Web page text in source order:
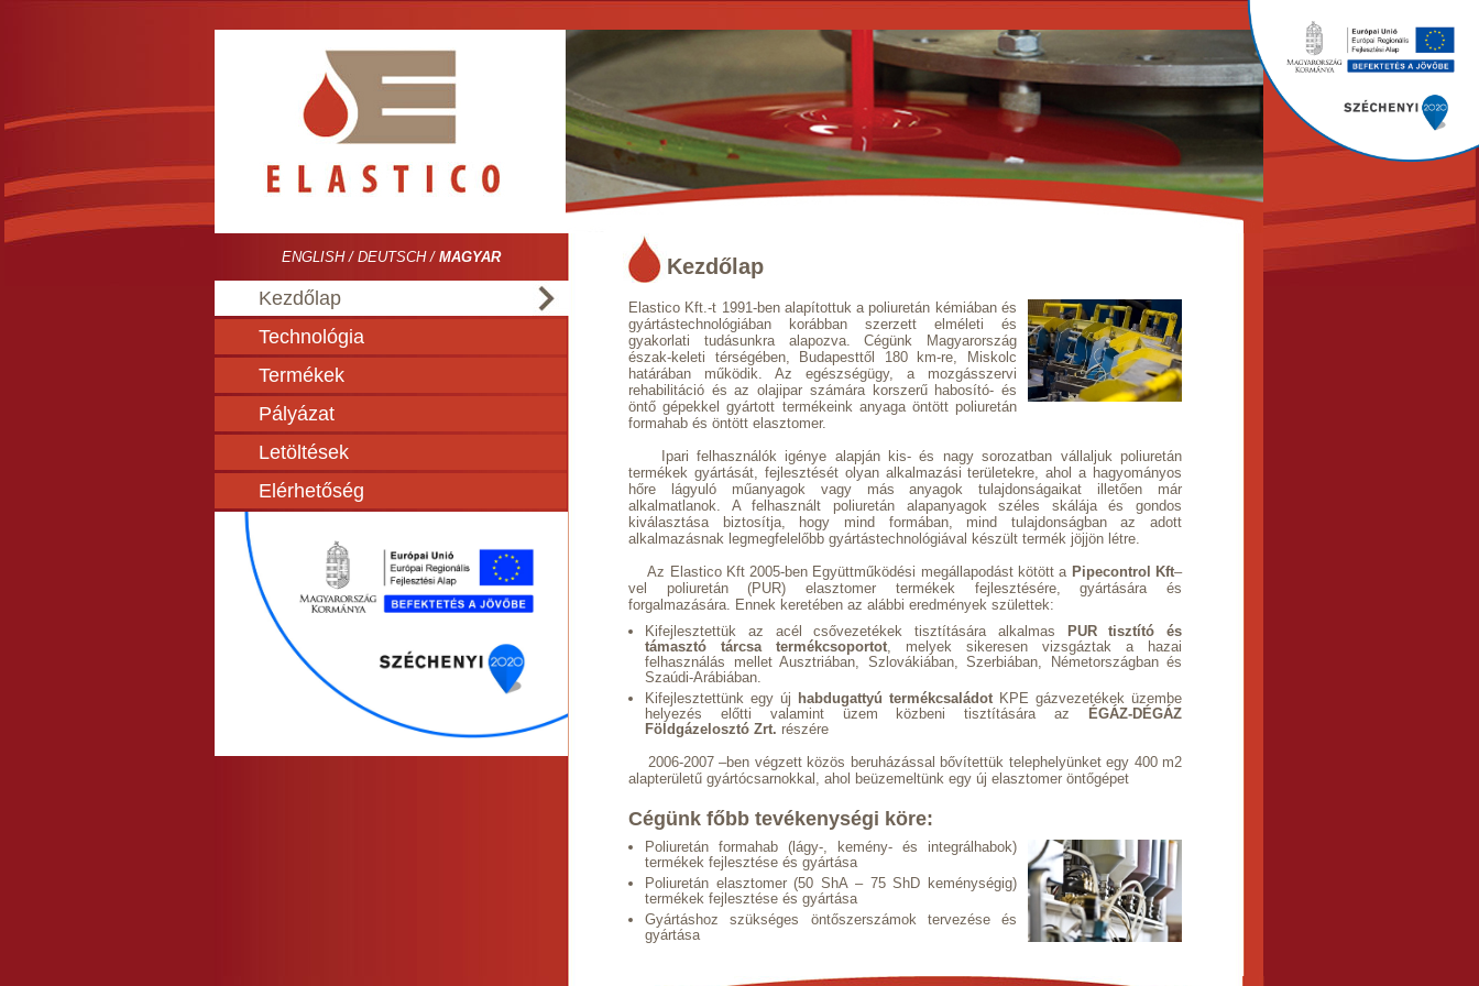
ENGLISH/ DEUTSCH/ MAGYAR
Kezdőlap
Technológia
Termékek
Pályázat
Letöltések
Elérhetőség
Kezdőlap
Elastico Kft.-t 1991-ben alapítottuk a poliuretán kémiában és
gyártástechnológiában korábban szerzett elméleti és
gyakorlati tudásunkra alapozva. Cégünk Magyarország
észak-keleti térségében, Budapesttől 180 km-re, Miskolc
határában működik. Az egészségügy, a mozgásszervi
rehabilitáció és az olajipar számára korszerű habosító- és
öntő gépekkel gyártott termékeink anyaga öntött poliuretán
formahab és öntött elasztomer.
Ipari felhasználók igénye alapján kis- és nagy sorozatban vállaljuk poliuretán
termékek gyártását, fejlesztését olyan alkalmazási területekre, ahol a hagyományos
hőre lágyuló műanyagok vagy más anyagok tulajdonságaikat illetően már
alkalmatlanok. A felhasznált poliuretán alapanyagok széles skálája és gondos
kiválasztása biztosítja, hogy mind formában, mind tulajdonságban az adott
alkalmazásnak legmegfelelőbb gyártástechnológiával készült termék jöjjön létre.
Az Elastico Kft 2005-ben Együttműködési megállapodást kötött a Pipecontrol Kft–
vel poliuretán (PUR) elasztomer termékek fejlesztésére, gyártására és
forgalmazására. Ennek keretében az alábbi eredmények születtek:
Kifejlesztettük az acél csővezetékek tisztítására alkalmas
PUR tisztító és
támasztó tárcsa termékcsoportot, melyek sikeresen vizsgáztak a hazai
felhasználás mellet Ausztriában, Szlovákiában, Szerbiában, Németországban és
Szaúdi-Arábiában.
Kifejlesztettünk egy új habdugattyú termékcsaládot KPE gázvezetékek üzembe
helyezés előtti valamint üzem közbeni tisztítására az
ÉGÁZ-DÉGÁZ
Földgázelosztó Zrt. részére
2006-2007 –ben végzett közös beruházással bővítettük telephelyünket egy 400 m2
alapterületű gyártócsarnokkal, ahol beüzemeltünk egy új elasztomer öntőgépet
Cégünk főbb tevékenységi köre:
Poliuretán formahab (lágy-, kemény- és integrálhabok)
termékek fejlesztése és gyártása
Poliuretán elasztomer (50 ShA – 75 ShD keménységig)
termékek fejlesztése és gyártása
Gyártáshoz szükséges öntőszerszámok tervezése és
gyártása